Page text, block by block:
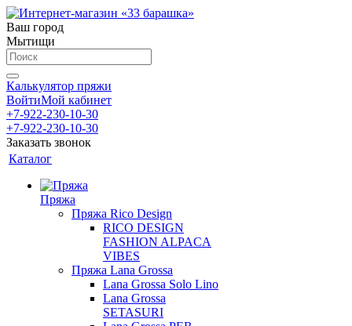
Ваш город
Мытищи
Калькулятор пряжи
ВойтиМой кабинет
+7-922-230-10-30
+7-922-230-10-30
Заказать звонок
Каталог
Пряжа
Пряжа Rico Design
RICO DESIGN
FASHION ALPACA
VIBES
Пряжа Lana Grossa
Lana Grossa Solo Lino
Lana Grossa
SETASURI